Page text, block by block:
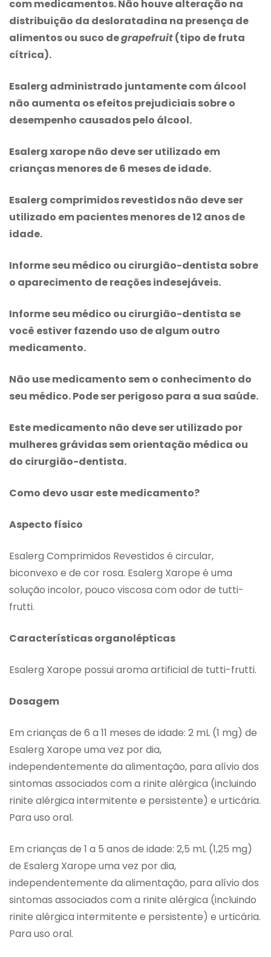
com medicamentos. Não houve alteração na
distribuição da desloratadina na presença de
alimentos ou suco degrapefruit(tipo de fruta
cítrica).
Esalerg administrado juntamente com álcool
não aumenta os efeitos prejudiciais sobre o
desempenho causados pelo álcool.
Esalerg xarope não deve ser utilizado em
crianças menores de 6 meses de idade.
Esalerg comprimidos revestidos não deve ser
utilizado em pacientes menores de 12 anos de
idade.
Informe seu médico ou cirurgião-dentista sobre
o aparecimento de reações indesejáveis.
Informe seu médico ou cirurgião-dentista se
você estiver fazendo uso de algum outro
medicamento.
Não use medicamento sem o conhecimento do
seu médico. Pode ser perigoso para a sua saúde.
Este medicamento não deve ser utilizado por
mulheres grávidas sem orientação médica ou
do cirurgião-dentista.
Como devo usar este medicamento?
Aspecto físico
Esalerg Comprimidos Revestidos é circular,
biconvexo e de cor rosa. Esalerg Xarope é uma
solução incolor, pouco viscosa com odor de tutti-
frutti.
Características organolépticas
Esalerg Xarope possui aroma artificial de tutti-frutti.
Dosagem
Em crianças de 6 a 11 meses de idade: 2 mL (1 mg) de
Esalerg Xarope uma vez por dia,
independentemente da alimentação, para alívio dos
sintomas associados com a rinite alérgica (incluindo
rinite alérgica intermitente e persistente) e urticária.
Para uso oral.
Em crianças de 1 a 5 anos de idade: 2,5 mL (1,25 mg)
de Esalerg Xarope uma vez por dia,
independentemente da alimentação, para alívio dos
sintomas associados com a rinite alérgica (incluindo
rinite alérgica intermitente e persistente) e urticária.
Para uso oral.